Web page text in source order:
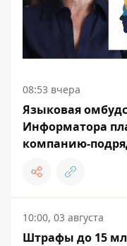
08:53 вчера
Языковая
Информатора
компанию-
10:00, 03 августа
Штрафы до 15